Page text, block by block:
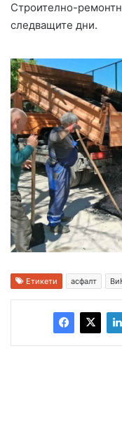
Строително-
следващите дни.
Етикети асфалт